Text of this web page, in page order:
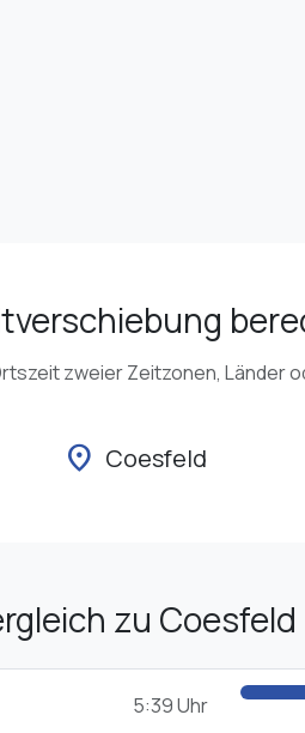
zweier Zeitzonen, Länder
location_on Coesfeld
zu Coesfeld
5:39 Uhr